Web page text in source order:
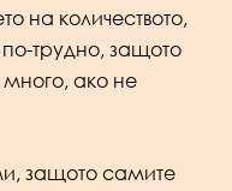
на количеството,
трудно, защото
ако не
защото самите